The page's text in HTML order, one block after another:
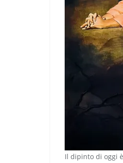
Il dipinto di oggi